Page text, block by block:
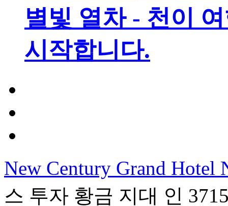
별빛 열차 - 천이
시작합니다.
New Century Grand Hotel
스 투자 황금 지대 인